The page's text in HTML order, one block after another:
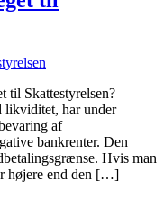
til Skattestyrelsen?
likviditet, har under
af
bankrenter. Den
Hvis man
højere end den […]